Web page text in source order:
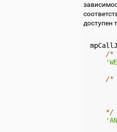
доступен
/*
/*
    */